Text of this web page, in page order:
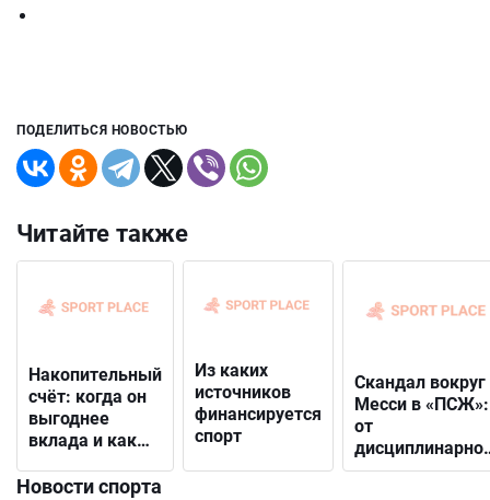
ПОДЕЛИТЬСЯ НОВОСТЬЮ
Читайте также
Накопительный
счёт: когда он
выгоднее
вклада и как
подходящий
Из каких
источников
финансируется
спорт
Скандал вокруг
Месси в «ПСЖ»:
от
решения до
Новости спорта